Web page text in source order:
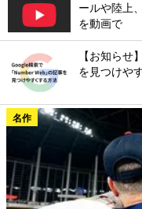
ールや陸上
を動画で
【お知らせ
を見つけや
名作